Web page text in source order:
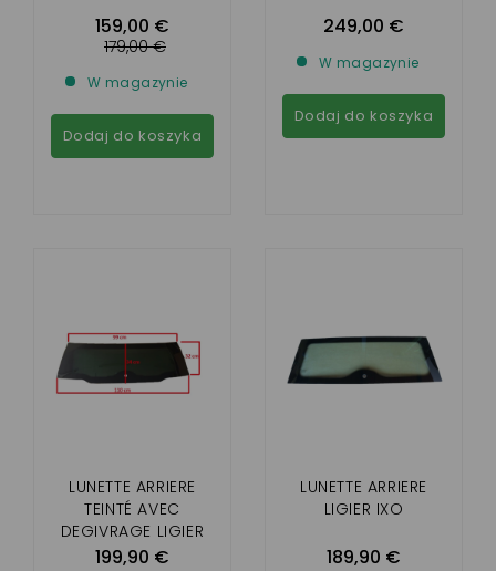
159,00 €
179,00 €
W magazynie
Dodaj do koszyka
249,00 €
W magazynie
Dodaj do koszyka
LUNETTE ARRIERE
TEINTÉ AVEC
DEGIVRAGE LIGIER
JS50 , JS 50L
199,90 €
LUNETTE ARRIERE
LIGIER IXO
189,90 €